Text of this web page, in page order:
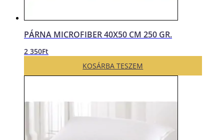
PÁRNA MICROFIBER 40X50 CM 250 GR.
2 350Ft
KOSÁRBA TESZEM